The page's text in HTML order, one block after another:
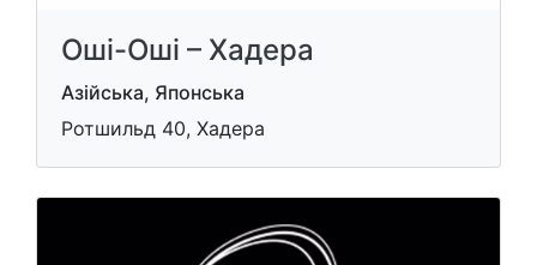
Оші-Оші – Хадера
Азійська, Японська
Ротшильд 40, Хадера